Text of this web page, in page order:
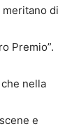
di
Premio”.
nella
e